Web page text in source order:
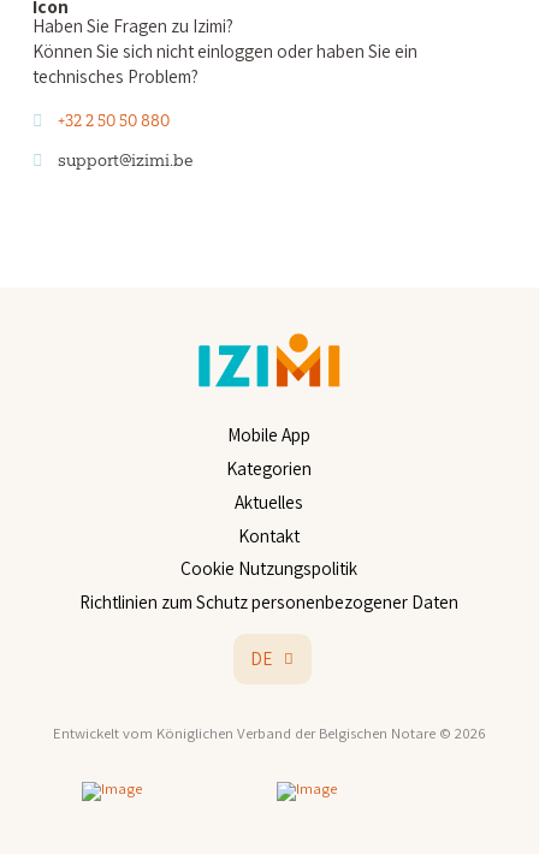
Haben Sie Fragen zu Izimi?
Können Sie sich nicht einloggen oder haben Sie ein
technisches Problem?
+32 2 50 50 880
support@izimi.be
Mobile App
Kategorien
Aktuelles
Kontakt
Cookie Nutzungspolitik
Richtlinien zum Schutz personenbezogener Daten
DE
Entwickelt vom Königlichen Verband der Belgischen Notare© 2026